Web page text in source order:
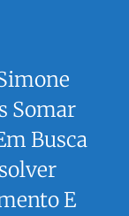
Somar
Busca
E